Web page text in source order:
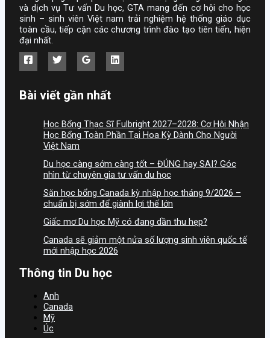
và dịch vụ Tư vấn Du học, GTA mang đến cơ hội cho học
sinh – sinh viên Việt nam trải nghiệm hệ thống giáo dục
toàn cầu, tiếp cận các chương trình đào tạo tiên tiến, hiện
đại nhất.
Bài viết gần nhất
Học Bổng Thạc Sĩ Fulbright 2027–2028: Cơ Hội Nhận
Học Bổng Toàn Phần Tại Hoa Kỳ Dành Cho Người
Việt Nam
Du học càng sớm càng tốt – ĐÚNG hay SAI? Góc
nhìn từ chuyên gia tư vấn du học
Săn học bổng Canada kỳ nhập học tháng 9/2026 –
chuẩn bị sớm để giành lợi thế lớn
Giấc mơ Du học Mỹ có đang dần thu hẹp?
Canada sẽ giảm một nửa số lượng sinh viên quốc tế
mới nhập học 2026
Thông tin Du học
Anh
Canada
Mỹ
Úc